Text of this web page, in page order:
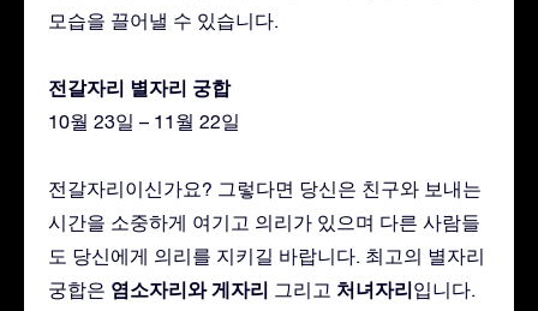
모습을 끌어낼 수 있습니다.
전갈자리 별자리 궁합
10월 23일 – 11월 22일
전갈자리이신가요? 그렇다면 당신은 친구와 보내는
시간을 소중하게 여기고 의리가 있으며 다른 사람들
도 당신에게 의리를 지키길 바랍니다. 최고의 별자리
궁합은 염소자리와 게자리 그리고 처녀자리입니다.